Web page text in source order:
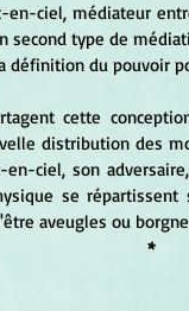
second type de
distribution des
ciel, son
se
aveugles ou
*